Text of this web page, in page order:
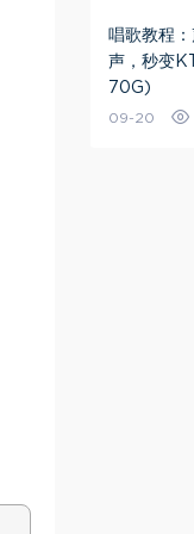
唱歌教程
声，秒变
70G)
09-20